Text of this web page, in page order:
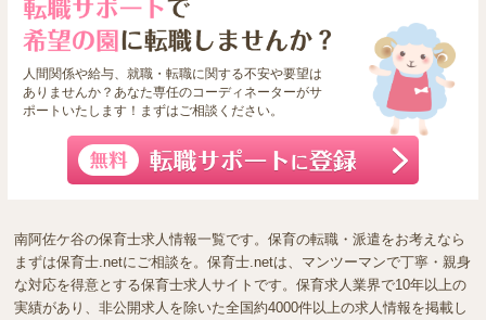
人間関係や給与、就職・転職に関する不安や要望は
ありませんか？あなた専任のコーディネーターがサ
ポートいたします！まずはご相談ください。
南阿佐ケ谷の保育士求人情報一覧です。保育の転職・派遣をお考えなら
まずは保育士.netにご相談を。保育士.netは、マンツーマンで丁寧・親身
な対応を得意とする保育士求人サイトです。保育求人業界で10年以上の
実績があり、非公開求人を除いた全国約4000件以上の求人情報を掲載し